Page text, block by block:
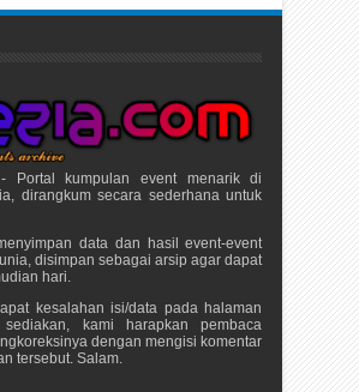
- Portal kumpulan event menarik di
dirangkum secara sederhana untuk
data dan hasil event-event
disimpan sebagai arsip agar dapat
hari.
kesalahan isi/data pada halaman
kami harapkan pembaca
dengan mengisi komentar
tersebut. Salam.